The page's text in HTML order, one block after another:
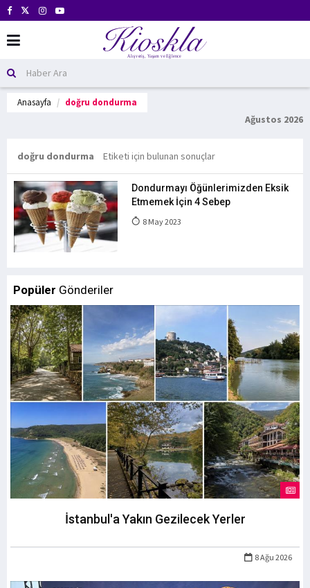
Anasayfa doğru dondurma
Ağustos 2026
doğru dondurma Etiketi için bulunan sonuçlar
Dondurmayı Öğünlerimizden Eksik
Etmemek İçin 4 Sebep
8 May 2023
Popüler Gönderiler
İstanbul'a Yakın Gezilecek Yerler
8 Ağu 2026